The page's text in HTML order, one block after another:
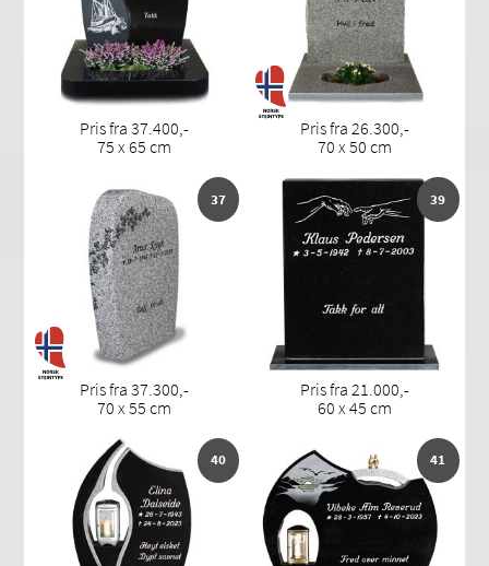
Pris fra 37.400,-
75 x 65 cm
Pris fra 26.300,-
70 x 50 cm
37
Pris fra 37.300,-
70 x 55 cm
39
Pris fra 21.000,-
60 x 45 cm
40 41